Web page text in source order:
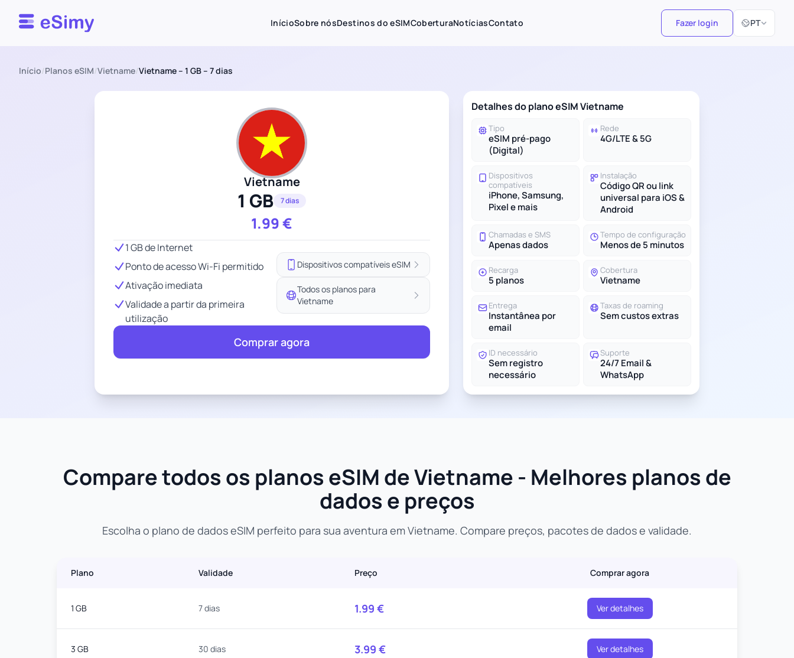
Esimy InícioSobre nósDestinos do eSIMCoberturaNotíciasContato Fazer login PT
Selecionar
Início/Planos eSIM/Vietname/Vietname – 1 GB – 7 dias
Vietname
1 GB 7 dias
1.99€
1 GB de Internet
Ponto de acesso Wi-Fi permitido
Ativação imediata
Validade a partir da primeira
utilização
Dispositivos compatíveis eSIM
Todos os planos para
Vietname
Comprar agora
Detalhes do plano eSIM Vietname
Tipo
eSIM pré-pago
(Digital)
Rede
4G/LTE & 5G
Dispositivos
compatíveis
iPhone, Samsung,
Pixel e mais
Instalação
Código QR ou link
universal para iOS &
Android
Chamadas e SMS
Apenas dados
Tempo de configuração
Menos de 5 minutos
Recarga
5 planos
Cobertura
Vietname
Entrega
Instantânea por
email
Taxas de roaming
Sem custos extras
ID necessário
Sem registro
necessário
Suporte
24/7 Email &
WhatsApp
Compare todos os planos eSIM de Vietname - Melhores planos de
dados e preços
Escolha o plano de dados eSIM perfeito para sua aventura em Vietname. Compare preços, pacotes de dados e validade.
Plano Validade Preço Comprar agora
1 GB 7 dias 1.99 € Ver detalhes
3 GB 30 dias 3.99 € Ver detalhes